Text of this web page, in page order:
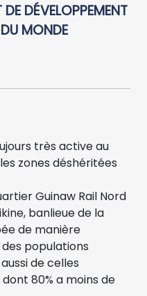
DÉVELOPPEMENT
MONDE
très active au
zones déshéritées
Guinaw Rail Nord
banlieue de la
de manière
populations
de celles
80% a moins de